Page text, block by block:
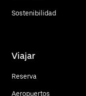
Sostenibilidad
Viajar
Reserva
Aeropuertos